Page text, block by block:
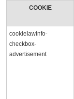
COOKIE
cookielawinfo-
checkbox-
advertisement